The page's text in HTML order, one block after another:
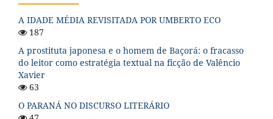
A IDADE MÉDIA REVISITADA POR UMBERTO ECO
187
A prostituta japonesa e o homem de Baçorá: o fracasso
do leitor como estratégia textual na ficção de Valêncio
Xavier
63
O PARANÁ NO DISCURSO LITERÁRIO